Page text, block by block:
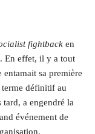
fightback en
En effet, il y a tout
entamait sa première
définitif au
a engendré la
événement de